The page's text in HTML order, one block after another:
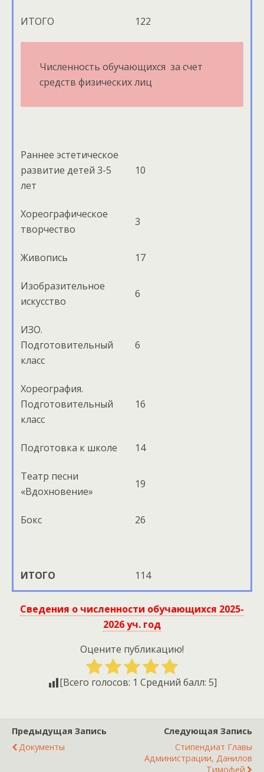
ИТОГО 122
Численность обучающихся за счет
средств физических лиц
Раннее эстетическое
развитие детей 3-5
лет
10
Хореографическое
творчество
3
Живопись 17
Изобразительное
искусство
6
ИЗО.
Подготовительный
класс
6
Хореография.
Подготовительный
класс
16
Подготовка к школе 14
Театр песни
«Вдохновение»
19
Бокс 26
ИТОГО 114
Сведения о численности обучающихся 2025-
2026 уч. год
Оцените публикацию!
[Всего голосов: 1 Средний балл: 5]
Предыдущая Запись
Документы
Следующая Запись
Стипендиат Главы
Администрации, Данилов
Тимофей